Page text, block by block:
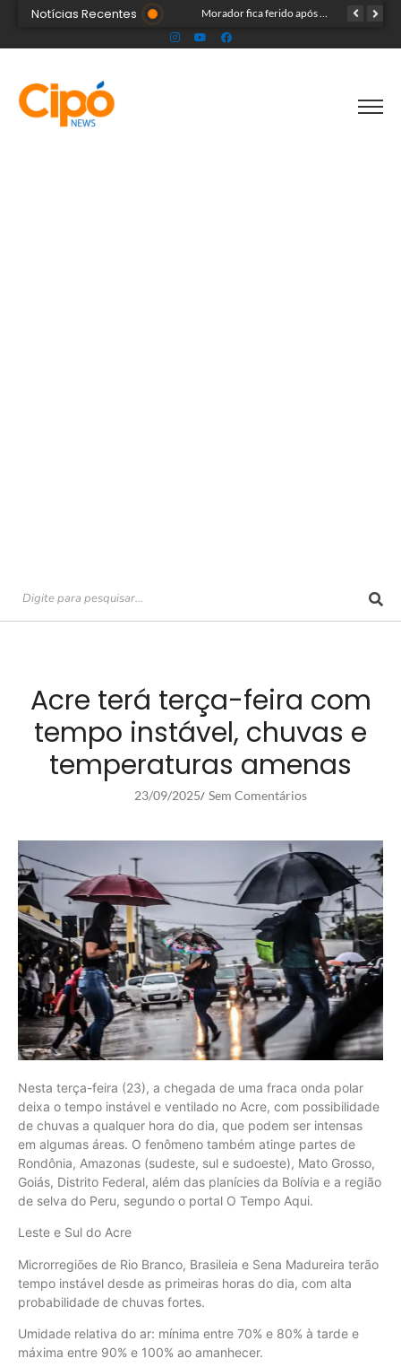
Notícias Recentes Após identificar falhas, MPAC monitora assistência a adultos com autismo em Cruzeiro
Acre terá terça-feira com
tempo instável, chuvas e
temperaturas amenas
23/09/2025/ Sem Comentários
Nesta terça-feira (23), a chegada de uma fraca onda polar
deixa o tempo instável e ventilado no Acre, com possibilidade
de chuvas a qualquer hora do dia, que podem ser intensas
em algumas áreas. O fenômeno também atinge partes de
Rondônia, Amazonas (sudeste, sul e sudoeste), Mato Grosso,
Goiás, Distrito Federal, além das planícies da Bolívia e a região
de selva do Peru, segundo o portal O Tempo Aqui.
Leste e Sul do Acre
Microrregiões de Rio Branco, Brasileia e Sena Madureira terão
tempo instável desde as primeiras horas do dia, com alta
probabilidade de chuvas fortes.
Umidade relativa do ar: mínima entre 70% e 80% à tarde e
máxima entre 90% e 100% ao amanhecer.